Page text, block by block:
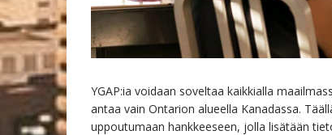
YGAP:ia voidaan soveltaa kaikkialla
antaa vain Ontarion alueella Kanadassa.
uppoutumaan hankkeeseen, jolla lisätään